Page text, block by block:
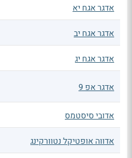
אדגר אגח יא
אדגר אגח יב
אדגר אגח יג
אדגר אפ 9
אדובי סיסטמס
אדווה אופטיקל נטוורקינג